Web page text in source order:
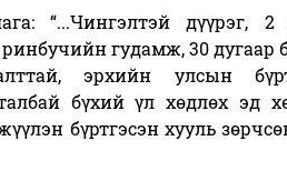
“...Чингэлтэй дүүрэг,
гудамж, 30
эрхийн улсын
бүхий үл хөдлөх эд
бүртгэсэн хууль